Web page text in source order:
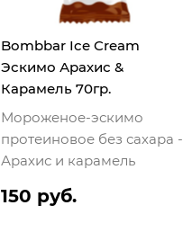
Bombbar Ice Cream
Эскимо Арахис &
Карамель 70гр.
Мороженое-эскимо
протеиновое без сахара -
Арахис и карамель
150 руб.